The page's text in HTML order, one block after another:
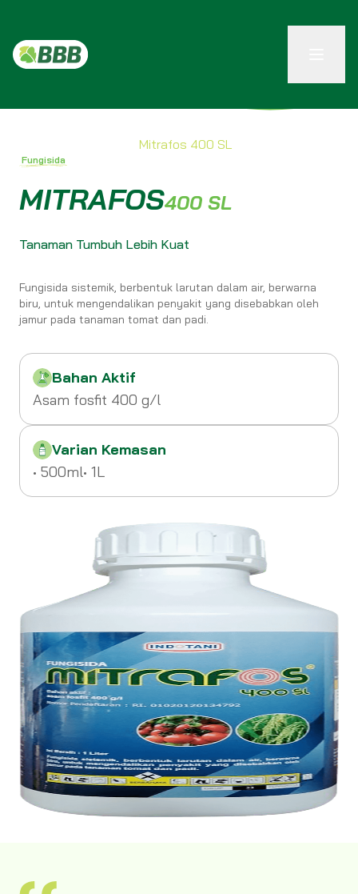
Mitrafos 400 SL
Fungisida
MITRAFOS400 SL
Tanaman Tumbuh Lebih Kuat
Fungisida sistemik, berbentuk larutan dalam air, berwarna
biru, untuk mengendalikan penyakit yang disebabkan oleh
jamur pada tanaman tomat dan padi.
Bahan Aktif
Asam fosfit 400 g/l
Varian Kemasan
• 500ml• 1L